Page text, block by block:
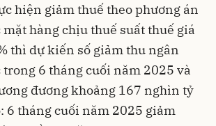
hiện giảm thuế theo phương án
mặt hàng chịu thuế suất thuế giá
thì dự kiến số giảm thu ngân
trong 6 tháng cuối năm 2025 và
đương khoảng 167 nghìn tỷ
6 tháng cuối năm 2025 giảm